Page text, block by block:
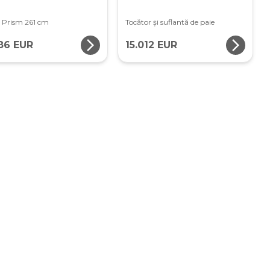
Prism 261 cm
EUR arrow_forward_ios
Tocător și suflantă de paie
15.012 EUR arrow_forward_ios